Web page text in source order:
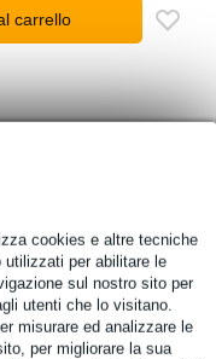
cookies e altre tecniche
per abilitare le
sul nostro sito per
utenti che lo visitano.
misurare ed analizzare le
per migliorare la sua
carrello